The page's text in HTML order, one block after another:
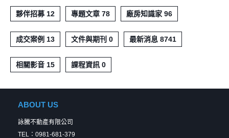
夥伴招募 12 專題文章 78 廠房知識家 96
成交案例 13 文件與期刊 0 最新消息 8741
相關影音 15 課程資訊 0
ABOUT US
詠騰不動產有限公司
TEL：0981-681-379